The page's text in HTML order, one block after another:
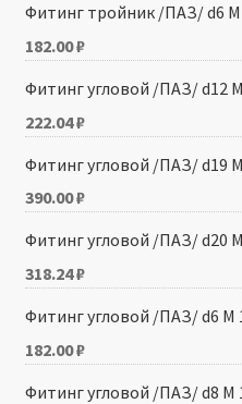
Фитинг тройник /ПАЗ/ d6 М
182.00₽
Фитинг угловой /ПАЗ/ d12
222.04₽
Фитинг угловой /ПАЗ/ d19
390.00₽
Фитинг угловой /ПАЗ/ d20
318.24₽
Фитинг угловой /ПАЗ/ d6 М
182.00₽
Фитинг угловой /ПАЗ/ d8 М